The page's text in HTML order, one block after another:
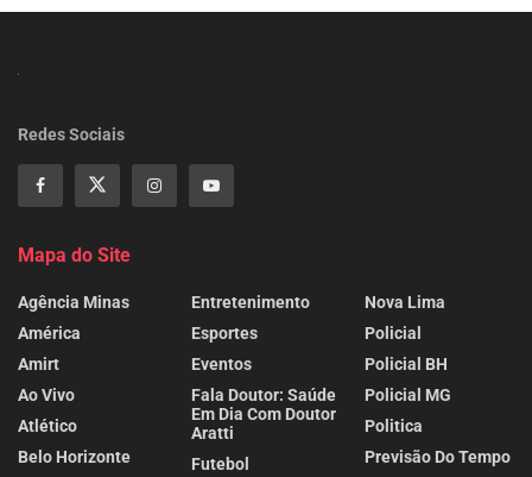
Redes Sociais
Mapa do Site
Agência Minas
América
Amirt
Ao Vivo
Atlético
Belo Horizonte
Entretenimento
Esportes
Eventos
Fala Doutor: Saúde
Em Dia Com Doutor
Aratti
Futebol
Nova Lima
Policial
Policial BH
Policial MG
Politica
Previsão Do Tempo